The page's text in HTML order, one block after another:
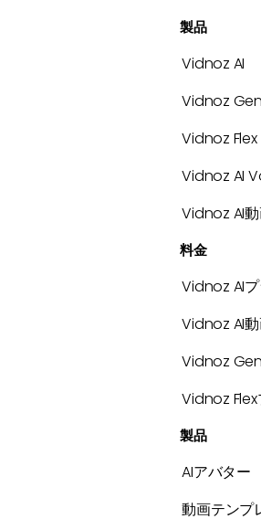
製品
Vidnoz AI
Vidnoz Gen
Vidnoz Flex
Vidnoz AI
Vidnoz AI
料金
Vidnoz AI
Vidnoz AI
Vidnoz
Vidnoz Flex
製品
AIアバター
動画テンプ